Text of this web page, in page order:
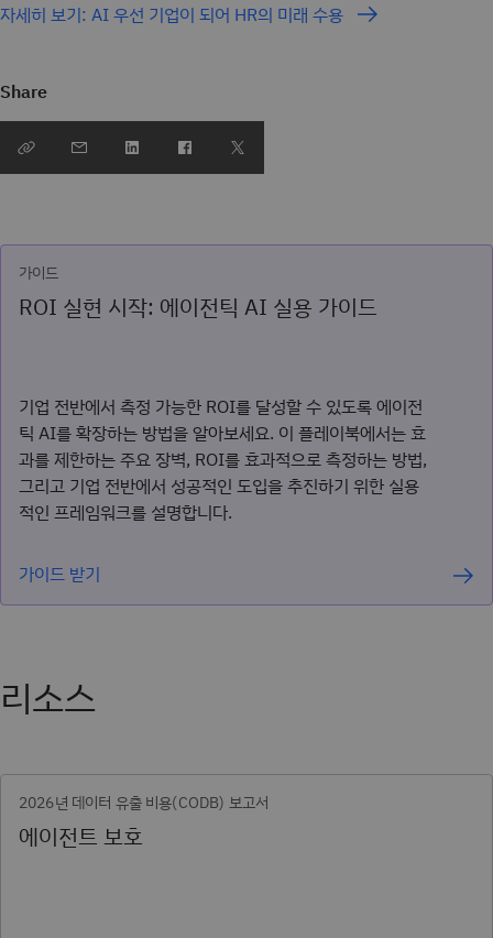
자세히 보기: AI 우선 기업이 되어 HR의 미래 수용
Share
가이드
ROI 실현 시작: 에이전틱 AI 실용 가이드
기업 전반에서 측정 가능한 ROI를 달성할 수 있도록 에이전
틱 AI를 확장하는 방법을 알아보세요. 이 플레이북에서는 효
과를 제한하는 주요 장벽, ROI를 효과적으로 측정하는 방법,
그리고 기업 전반에서 성공적인 도입을 추진하기 위한 실용
적인 프레임워크를 설명합니다.
가이드 받기
리소스
2026년 데이터 유출 비용(CODB) 보고서
에이전트 보호